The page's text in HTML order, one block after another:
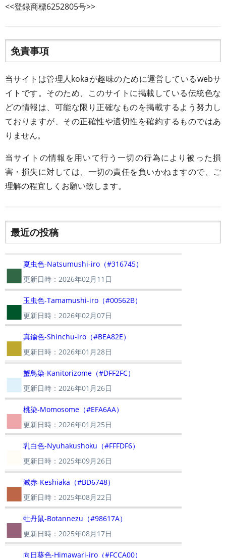
<<登録商標6252805号>>
免責事項
当サイトは管理人kokaが趣味のために運営しているwebサ
イトです。そのため、このサイトに掲載している伝統色な
どの情報は、可能な限り正確なものを掲載するよう努力し
ておりますが、その正確性や適切性を確約するものではあ
りません。
当サイトの情報を用いて行う一切の行為により被った損
害・損失に対しては、一切の責任を負いかねますので、ご
理解の程宜しくお願い致します。
最近の投稿
■ 夏虫色-Natsumushi-iro（#316745）
更新日時：2026年02月11日
■ 玉虫色-Tamamushi-iro（#00562B）
更新日時：2026年02月07日
■真鍮色-Shinchu-iro（#BEA82E）
更新日時：2026年01月28日
■ 蟹鳥染-Kanitorizome（#DFF2FC）
更新日時：2026年01月26日
■桃染-Momosome（#EFA6AA）
更新日時：2026年01月25日
乳白色-Nyuhakushoku（#FFFDF6）
更新日時：2025年09月26日
■滅赤-Keshiaka（#BD6748）
更新日時：2025年08月22日
■牡丹鼠-Botannezu（#98617A）
更新日時：2025年08月17日
向日葵色-Himawari-iro（#FCCA00）